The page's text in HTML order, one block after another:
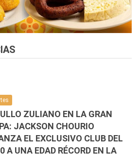
ZULIANO EN LA GRAN
JACKSON CHOURIO
EL EXCLUSIVO CLUB DEL
A UNA EDAD RÉCORD EN LA